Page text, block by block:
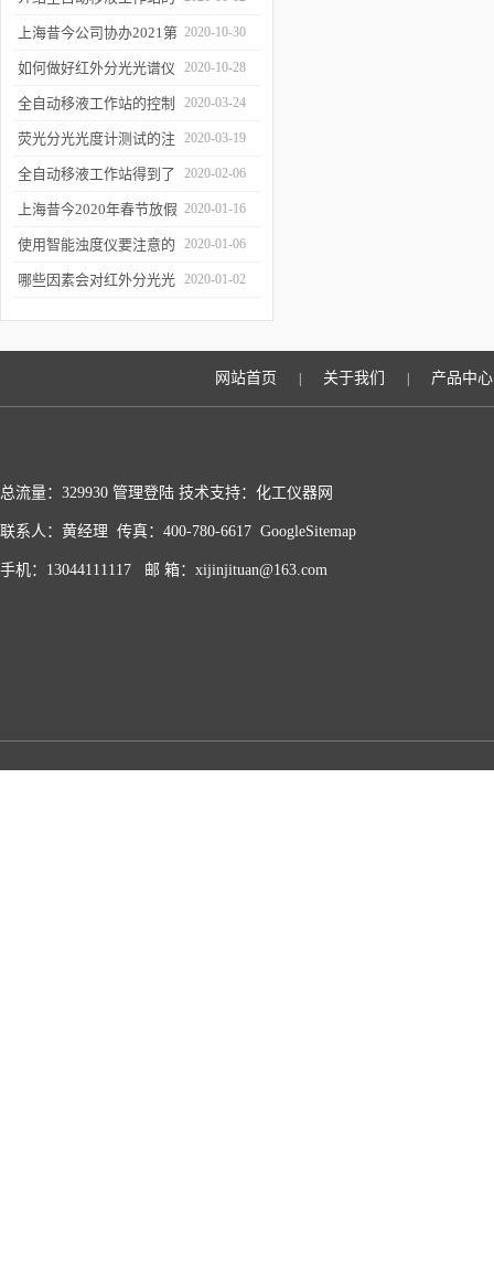
三种移液方式
上海昔今公司协办2021第
二届上海沪助科研圈发展
年会
2020-10-30
如何做好红外分光光谱仪
的防潮工作
2020-10-28
全自动移液工作站的控制
软件有哪些特点
2020-03-24
荧光分光光度计测试的注
意事项有哪些
2020-03-19
全自动移液工作站得到了
广泛的应用
2020-02-06
上海昔今2020年春节放假
通知
2020-01-16
使用智能浊度仪要注意的
几个要点
2020-01-06
哪些因素会对红外分光光 2020-01-02
网站首页 关于我们 产品中心
总流量：329930 管理登陆 技术支持：化工仪器网
联系人：黄经理 传真：400-780-6617 GoogleSitemap
手机：13044111117 邮 箱：xijinjituan@163.com